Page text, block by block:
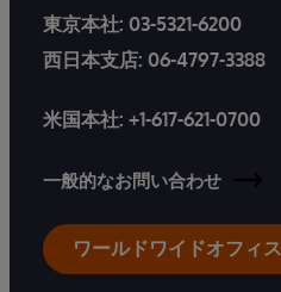
東京本社: 03-5321-6200
西日本支店: 06-4797-3388
米国本社: +1-617-621-0700
一般的なお問い合わせ
ワールドワイドオフィス